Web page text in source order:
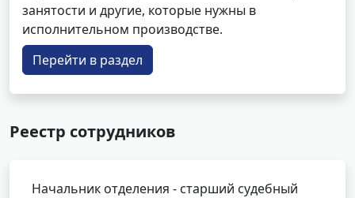
занятости и другие, которые нужны в
исполнительном производстве.
Перейти в раздел
Реестр сотрудников
Начальник отделения - старший судебный